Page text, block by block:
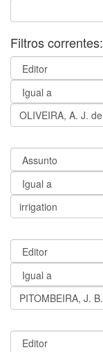
Filtros correntes: